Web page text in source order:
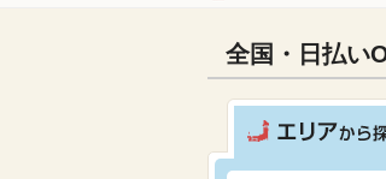
全国・日払い